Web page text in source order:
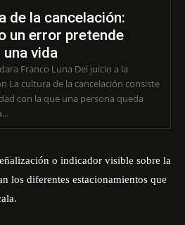
de la cancelación:
un error pretende
vida
Franco Luna Del juicio a la
La cultura de la cancelación consiste
con la que una persona queda
o indicador visible sobre la
los diferentes estacionamientos que